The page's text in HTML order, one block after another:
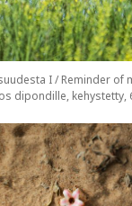
I / Reminder of
dipondille, kehystetty,